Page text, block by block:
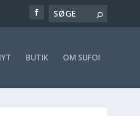
BUTIK OM SUFOI